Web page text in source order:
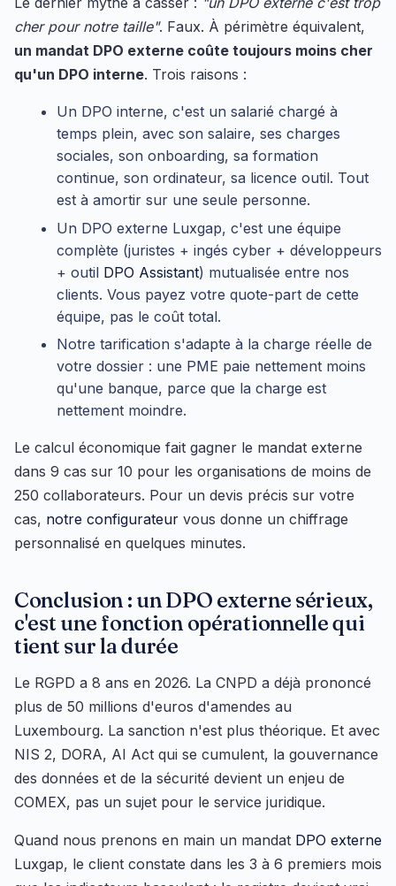
cher pour notre taille". Faux. À périmètre équivalent,
un mandat DPO externe coûte toujours moins cher
qu'un DPO interne. Trois raisons :
Un DPO interne, c'est un salarié chargé à
temps plein, avec son salaire, ses charges
sociales, son onboarding, sa formation
continue, son ordinateur, sa licence outil. Tout
est à amortir sur une seule personne.
Un DPO externe Luxgap, c'est une équipe
complète (juristes + ingés cyber + développeurs
+ outil DPO Assistant) mutualisée entre nos
clients. Vous payez votre quote-part de cette
équipe, pas le coût total.
Notre tarification s'adapte à la charge réelle de
votre dossier : une PME paie nettement moins
qu'une banque, parce que la charge est
nettement moindre.
Le calcul économique fait gagner le mandat externe
dans 9 cas sur 10 pour les organisations de moins de
250 collaborateurs. Pour un devis précis sur votre
cas, notre configurateur vous donne un chiffrage
personnalisé en quelques minutes.
Conclusion : un DPO externe sérieux,
c'est une fonction opérationnelle qui
tient sur la durée
Le RGPD a 8 ans en 2026. La CNPD a déjà prononcé
plus de 50 millions d'euros d'amendes au
Luxembourg. La sanction n'est plus théorique. Et avec
NIS 2, DORA, AI Act qui se cumulent, la gouvernance
des données et de la sécurité devient un enjeu de
COMEX, pas un sujet pour le service juridique.
Quand nous prenons en main un mandat DPO externe
Luxgap, le client constate dans les 3 à 6 premiers mois